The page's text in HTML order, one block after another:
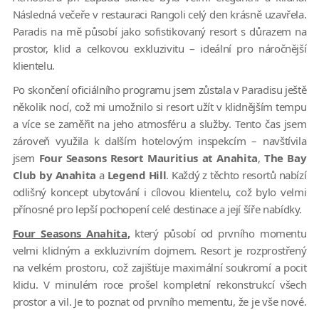
Následná večeře v restauraci Rangoli celý den krásně uzavřela.
Paradis na mě působí jako sofistikovaný resort s důrazem na
prostor, klid a celkovou exkluzivitu – ideální pro náročnější
klientelu.
Po skončení oficiálního programu jsem zůstala v Paradisu ještě
několik nocí, což mi umožnilo si resort užít v klidnějším tempu
a více se zaměřit na jeho atmosféru a služby. Tento čas jsem
zároveň využila k dalším hotelovým inspekcím – navštívila
jsem Four Seasons Resort Mauritius at Anahita,The Bay
Club by Anahita a Legend Hill. Každý z těchto resortů nabízí
odlišný koncept ubytování i cílovou klientelu, což bylo velmi
přínosné pro lepší pochopení celé destinace a její šíře nabídky.
Four Seasons Anahita,který působí od prvního momentu
velmi klidným a exkluzivním dojmem. Resort je rozprostřený
na velkém prostoru, což zajišťuje maximální soukromí a pocit
klidu. V minulém roce prošel kompletní rekonstrukcí všech
prostor a vil. Je to poznat od prvního mementu, že je vše nové.